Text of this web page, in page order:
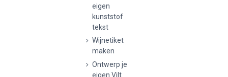
eigen
kunststof
tekst
Wijnetiket
maken
Ontwerp je
eigen Vilt